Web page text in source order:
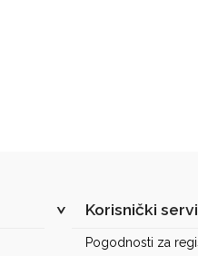
Korisnički
Pogodnosti za